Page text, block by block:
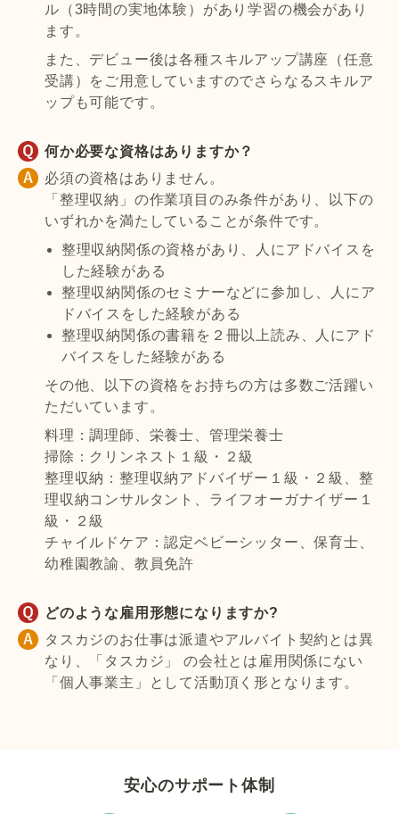
ル（3時間の実地体験）があり学習の機会があり
ます。
また、デビュー後は各種スキルアップ講座（任意
受講）をご用意していますのでさらなるスキルア
ップも可能です。
何か必要な資格はありますか？
必須の資格はありません。
「整理収納」の作業項目のみ条件があり、以下の
いずれかを満たしていることが条件です。
整理収納関係の資格があり、人にアドバイスを
した経験がある
整理収納関係のセミナーなどに参加し、人にア
ドバイスをした経験がある
整理収納関係の書籍を２冊以上読み、人にアド
バイスをした経験がある
その他、以下の資格をお持ちの方は多数ご活躍い
ただいています。
料理：調理師、栄養士、管理栄養士
掃除：クリンネスト１級・２級
整理収納：整理収納アドバイザー１級・２級、整
理収納コンサルタント、ライフオーガナイザー１
級・２級
チャイルドケア：認定ベビーシッター、保育士、
幼稚園教諭、教員免許
どのような雇用形態になりますか?
タスカジのお仕事は派遣やアルバイト契約とは異
なり、「タスカジ」 の会社とは雇用関係にない
「個人事業主」として活動頂く形となります。
安心のサポート体制